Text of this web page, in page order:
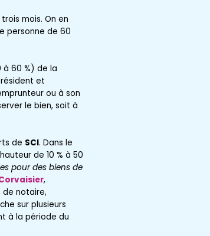
mois. On en
personne de 60
60 %) de la
et
ou à son
le bien, soit à
de SCI. Dans le
de 10 % à 50
pour des biens de
,
de notaire,
sur plusieurs
à la période du